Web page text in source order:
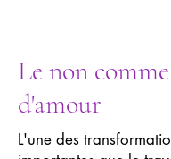
Le non
d'amour
L'une des